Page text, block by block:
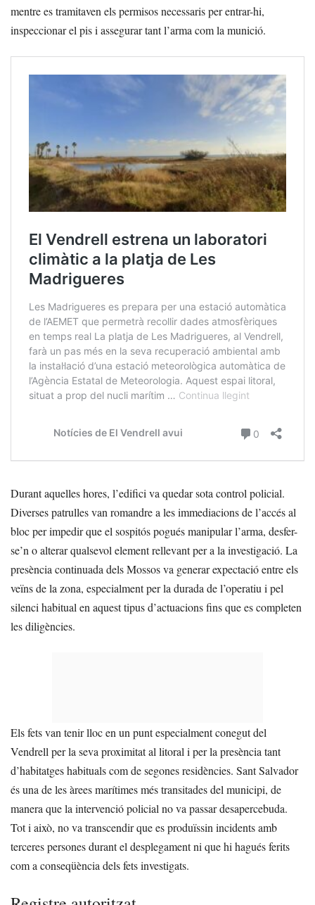
mentre es tramitaven els permisos necessaris per entrar-hi,
inspeccionar el pis i assegurar tant l’arma com la munició.
Durant aquelles hores, l’edifici va quedar sota control policial.
Diverses patrulles van romandre a les immediacions de l’accés al
bloc per impedir que el sospitós pogués manipular l’arma, desfer-
se’n o alterar qualsevol element rellevant per a la investigació. La
presència continuada dels Mossos va generar expectació entre els
veïns de la zona, especialment per la durada de l’operatiu i pel
silenci habitual en aquest tipus d’actuacions fins que es completen
les diligències.
Els fets van tenir lloc en un punt especialment conegut del
Vendrell per la seva proximitat al litoral i per la presència tant
d’habitatges habituals com de segones residències. Sant Salvador
és una de les àrees marítimes més transitades del municipi, de
manera que la intervenció policial no va passar desapercebuda.
Tot i això, no va transcendir que es produïssin incidents amb
terceres persones durant el desplegament ni que hi hagués ferits
com a conseqüència dels fets investigats.